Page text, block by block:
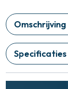
Omschrijving
Specificaties